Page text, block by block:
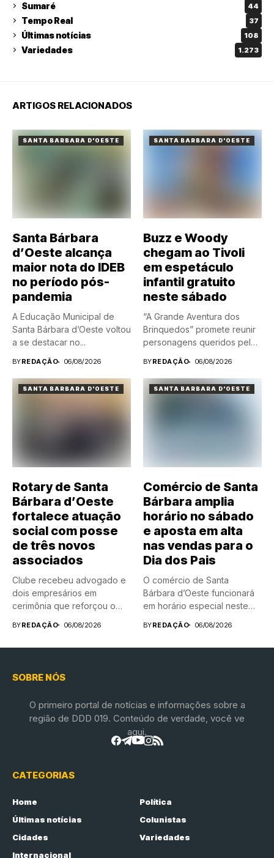
Sumaré 44
Tempo Real 37
Últimas notícias 108
Variedades 1.273
ARTIGOS RELACIONADOS
SANTA BARBARA D'OESTE
Santa Bárbara
d’Oeste alcança
maior nota do IDEB
no período pós-
pandemia
A Educação Municipal de
Santa Bárbara d’Oeste voltou
a se destacar no...
BYREDAÇÃO 06/08/2026
SANTA BARBARA D'OESTE
Buzz e Woody
chegam ao Tivoli
em espetáculo
infantil gratuito
neste sábado
“A Grande Aventura dos
Brinquedos” promete reunir
personagens queridos pelas
crianças em...
BYREDAÇÃO 06/08/2026
SANTA BARBARA D'OESTE
Rotary de Santa
Bárbara d’Oeste
fortalece atuação
social com posse
de três novos
associados
Clube recebeu advogado e
dois empresários em
cerimônia que reforçou o
BYREDAÇÃO 06/08/2026
SANTA BARBARA D'OESTE
Comércio de Santa
Bárbara amplia
horário no sábado
e aposta em alta
nas vendas para o
Dia dos Pais
O comércio de Santa
Bárbara d’Oeste funcionará
em horário especial neste
BYREDAÇÃO 06/08/2026
SOBRE NÓS
O primeiro portal de notícias e informações sobre a
região de DDD 019. Conteúdo de verdade, você ve
aqui.
CATEGORIAS
Home
Política
Últimas notícias
Colunistas
Cidades
Variedades
Internacional